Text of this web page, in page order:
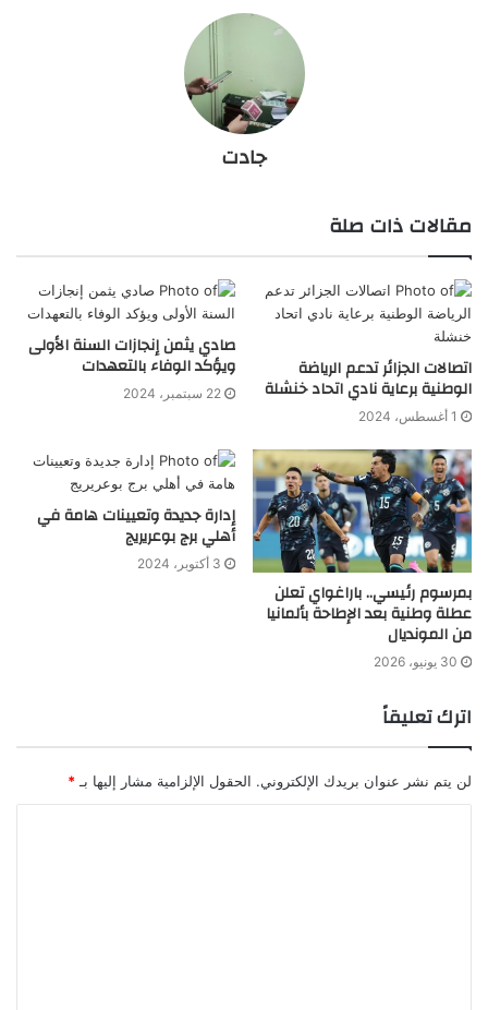
جادت
مقالات ذات صلة
اتصالات الجزائر تدعم الرياضة
الوطنية برعاية نادي اتحاد خنشلة
1 أغسطس، 2024
صادي يثمن إنجازات السنة الأولى
ويؤكد الوفاء بالتعهدات
22 سبتمبر، 2024
بمرسوم رئيسي.. باراغواي تعلن
عطلة وطنية بعد الإطاحة بألمانيا
من المونديال
30 يونيو، 2026
إدارة جديدة وتعيينات هامة في
أهلي برج بوعريريج
3 أكتوبر، 2024
اترك تعليقاً
لن يتم نشر عنوان بريدك الإلكتروني. الحقول الإلزامية مشار إليها بـ *